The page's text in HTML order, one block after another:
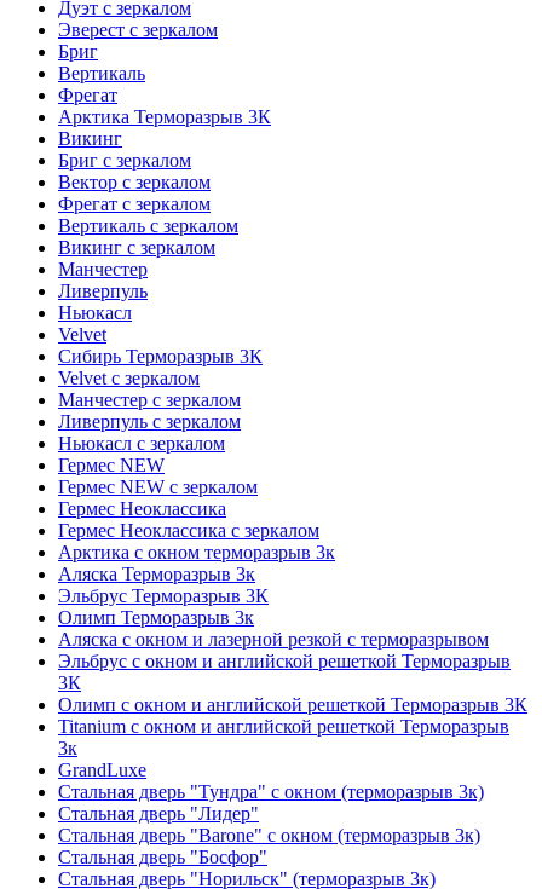
Дуэт с зеркалом
Эверест с зеркалом
Бриг
Вертикаль
Фрегат
Арктика Терморазрыв 3К
Викинг
Бриг с зеркалом
Вектор с зеркалом
Фрегат с зеркалом
Вертикаль с зеркалом
Викинг с зеркалом
Манчестер
Ливерпуль
Ньюкасл
Velvet
Сибирь Терморазрыв 3К
Velvet с зеркалом
Манчестер с зеркалом
Ливерпуль с зеркалом
Ньюкасл с зеркалом
Гермес NEW
Гермес NEW с зеркалом
Гермес Неоклассика
Гермес Неоклассика с зеркалом
Арктика с окном терморазрыв 3к
Аляска Терморазрыв 3к
Эльбрус Терморазрыв 3К
Олимп Терморазрыв 3к
Аляска с окном и лазерной резкой с терморазрывом
Эльбрус с окном и английской решеткой Терморазрыв
3К
Олимп с окном и английской решеткой Терморазрыв 3К
Titanium с окном и английской решеткой Терморазрыв
3к
GrandLuxe
Стальная дверь "Тундра" с окном (терморазрыв 3к)
Стальная дверь "Лидер"
Стальная дверь "Barone" с окном (терморазрыв 3к)
Стальная дверь "Босфор"
Стальная дверь "Норильск" (терморазрыв 3к)